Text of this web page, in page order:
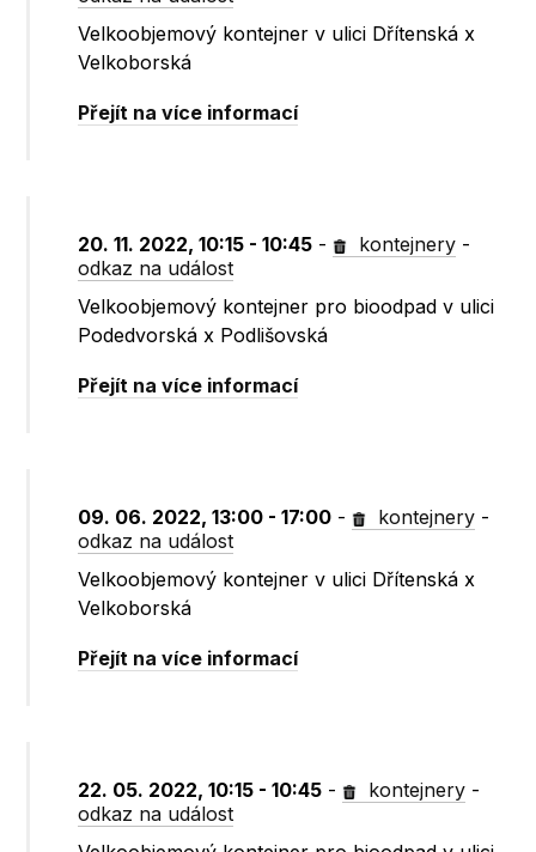
Velkoobjemový kontejner v ulici Dřítenská x
Velkoborská
Přejít na více informací
20. 11. 2022, 10:15 - 10:45 - kontejnery -
odkaz na událost
Velkoobjemový kontejner pro bioodpad v ulici
Podedvorská x Podlišovská
Přejít na více informací
09. 06. 2022, 13:00 - 17:00 - kontejnery -
odkaz na událost
Velkoobjemový kontejner v ulici Dřítenská x
Velkoborská
Přejít na více informací
22. 05. 2022, 10:15 - 10:45 - kontejnery -
odkaz na událost